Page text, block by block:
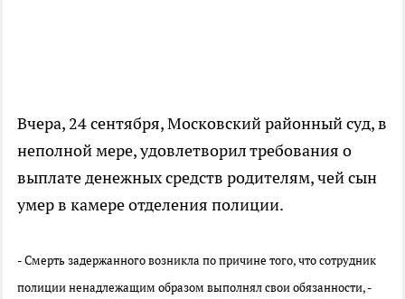
Вчера, 24 сентября, Московский районный суд, в
неполной мере, удовлетворил требования о
выплате денежных средств родителям, чей сын
умер в камере отделения полиции.
- Смерть задержанного возникла по причине того, что сотрудник
полиции ненадлежащим образом выполнял свои обязанности, -